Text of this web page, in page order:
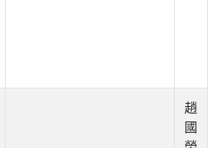
趙
國